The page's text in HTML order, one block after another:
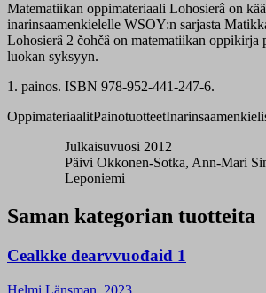
Matematiikan oppimateriaali Lohosierâ on
inarinsaamenkielelle WSOY:n sarjasta
Lohosierâ 2 čohčâ on matematiikan oppikirja
luokan syksyyn.
1. painos. ISBN 978-952-441-247-6.
OppimateriaalitPainotuotteet
Julkaisuvuosi 2012
Päivi Okkonen-Sotka, Ann-Mari
Leponiemi
Saman kategorian tuotteita
Cealkke dearvvuođaid 1
Helmi Länsman, 2023